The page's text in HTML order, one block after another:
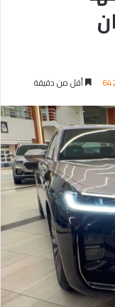
أقل من دقيقة